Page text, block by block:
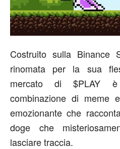
Costruito sulla Binance
rinomata per la sua
mercato di $PLAY
combinazione di meme
emozionante che
doge che
lasciare traccia.